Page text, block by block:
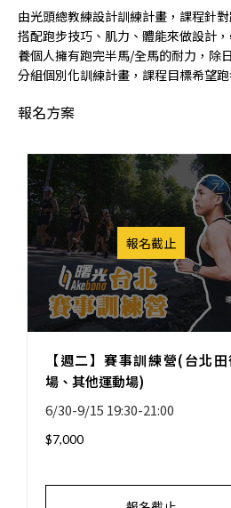
由光頭總教練設計訓練計畫，課程針
搭配跑步技巧、肌力、體能來做設計
養個人擁有跑完半馬/全馬的耐力，除
分組個別化訓練計畫，課程目標希望
報名方案
報名截止
【週二】賽事訓練營(台北田
場、其他運動場)
6/30-9/15 19:30-21:00
$7,000